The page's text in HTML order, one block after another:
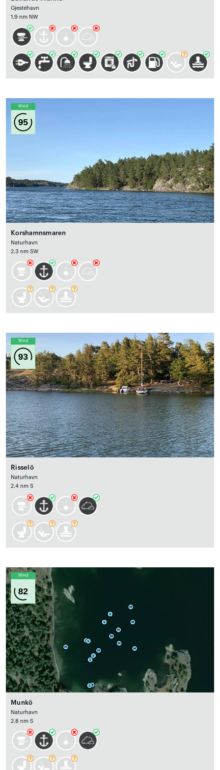
Gjestehavn
1.9 nm NW
Wind
95
Korshamnsmaren
Naturhavn
2.3 nm SW
Wind
93
Risselö
Naturhavn
2.4 nm S
Wind
82
Munkö
Naturhavn
2.8 nm S